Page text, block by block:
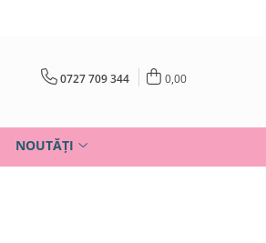
0727 709 344 0,00
NOUTĂȚI